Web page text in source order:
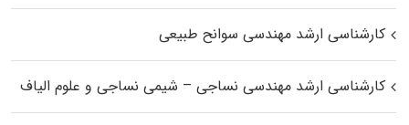
کارشناسی ارشد مهندسی سوانح طبیعی
کارشناسی ارشد مهندسی نساجی – شیمی نساجی و علوم الیاف